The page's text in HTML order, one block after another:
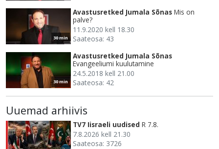
30 min
Avastusretked Jumala Sõnas Mis on
palve?
11.9.2020 kell 18.30
Saateosa: 43
30 min
Avastusretked Jumala Sõnas
Evangeeliumi kuulutamine
24.5.2018 kell 21.00
Saateosa: 42
Uuemad arhiivis
TV7 Iisraeli uudised R 7.8.
7.8.2026 kell 21.30
Saateosa: 3726